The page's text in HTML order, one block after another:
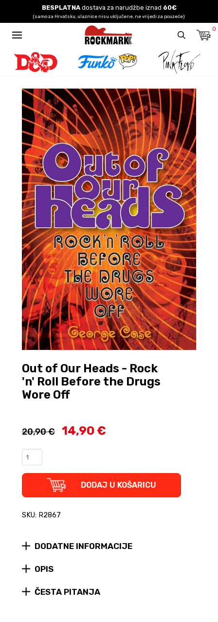
BESPLATNAdostava za narudžbe iznad 60€
(samo za Hrvatsku, ulaznice nisu uključene, ne vrijedi za pouzeće)
0
Out of Our Heads - Rock
'n' Roll Before the Drugs
Wore Off
20,90 € 14,90 €
of
Our
'n'
the
Drugs
Off
DODAJ U KOŠARICU
SKU: R2867
DODATNE INFORMACIJE
OPIS
ČESTA PITANJA